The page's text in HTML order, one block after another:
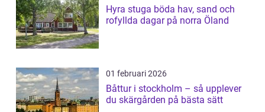
Hyra stuga böda hav, sand och
rofyllda dagar på norra Öland
01 februari 2026
Båttur i stockholm – så upplever
du skärgården på bästa sätt